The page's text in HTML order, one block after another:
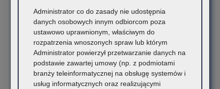
Administrator co do zasady nie udostępnia
danych osobowych innym odbiorcom poza
ustawowo uprawnionym, właściwym do
rozpatrzenia wnoszonych spraw lub którym
Administrator powierzył przetwarzanie danych na
podstawie zawartej umowy (np. z podmiotami
branży teleinformatycznej na obsługę systemów i
usług informatycznych oraz realizującymi